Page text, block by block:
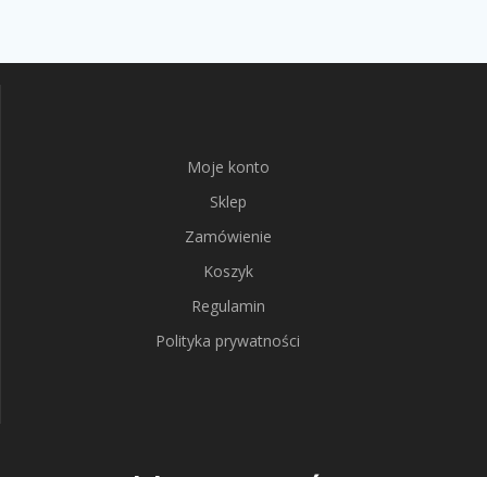
Moje konto
Sklep
Zamówienie
Koszyk
Regulamin
Polityka prywatności